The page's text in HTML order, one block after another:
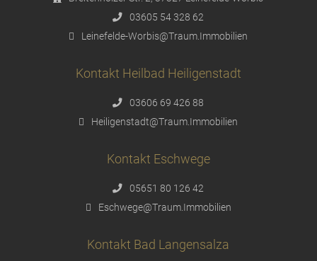
03605 54 328 62
Leinefelde-Worbis@Traum.Immobilien
Kontakt Heilbad Heiligenstadt
03606 69 426 88
Heiligenstadt@Traum.Immobilien
Kontakt Eschwege
05651 80 126 42
Eschwege@Traum.Immobilien
Kontakt Bad Langensalza